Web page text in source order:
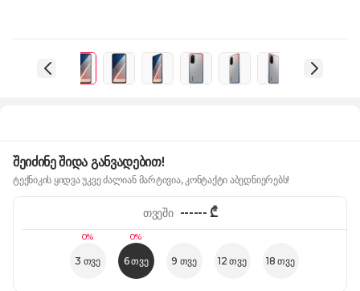
შეიძინე შიდა განვადებით!
ტექნიკის ყიდვა უკვე ძალიან მარტივია, კონტაქტი აბედნიერებს!
0%
3 თვე
0%
6 თვე 9 თვე 12 თვე 18 თვე
თვეში ------₾